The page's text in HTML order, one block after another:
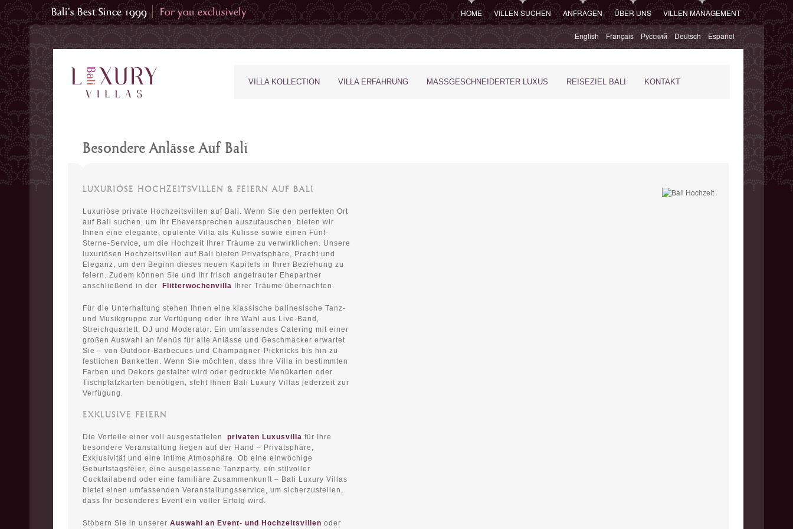
HOME VILLEN SUCHEN ANFRAGEN ÜBER UNS VILLEN MANAGEMENT
English Français Русский Deutsch Español
VILLA KOLLECTION VILLA ERFAHRUNG MASSGESCHNEIDERTER LUXUS REISEZIEL BALI KONTAKT
Besondere Anlässe Auf Bali
LUXURIÖSE HOCHZEITSVILLEN & FEIERN AUF BALI
Luxuriöse private Hochzeitsvillen auf Bali. Wenn Sie den perfekten Ort
auf Bali suchen, um Ihr Eheversprechen auszutauschen, bieten wir
Ihnen eine elegante, opulente Villa als Kulisse sowie einen Fünf-
Sterne-Service, um die Hochzeit Ihrer Träume zu verwirklichen. Unsere
luxuriösen Hochzeitsvillen auf Bali bieten Privatsphäre, Pracht und
Eleganz, um den Beginn dieses neuen Kapitels in Ihrer Beziehung zu
feiern. Zudem können Sie und Ihr frisch angetrauter Ehepartner
anschließend in der
Flitterwochenvilla Ihrer Träume übernachten.
Für die Unterhaltung stehen Ihnen eine klassische balinesische Tanz-
und Musikgruppe zur Verfügung oder Ihre Wahl aus Live-Band,
Streichquartett, DJ und Moderator. Ein umfassendes Catering mit einer
großen Auswahl an Menüs für alle Anlässe und Geschmäcker erwartet
Sie – von Outdoor-Barbecues und Champagner-Picknicks bis hin zu
festlichen Banketten. Wenn Sie möchten, dass Ihre Villa in bestimmten
Farben und Dekors gestaltet wird oder gedruckte Menükarten oder
Tischplatzkarten benötigen, steht Ihnen Bali Luxury Villas jederzeit zur
Verfügung.
EXKLUSIVE FEIERN
Die Vorteile einer voll ausgestatteten privaten Luxusvilla für Ihre
besondere Veranstaltung liegen auf der Hand – Privatsphäre,
Exklusivität und eine intime Atmosphäre. Ob eine einwöchige
Geburtstagsfeier, eine ausgelassene Tanzparty, ein stilvoller
Cocktailabend oder eine familiäre Zusammenkunft – Bali Luxury Villas
bietet einen umfassenden Veranstaltungsservice, um sicherzustellen,
dass Ihr besonderes Event ein voller Erfolg wird.
Stöbern Sie in unserer Auswahl an Event- und Hochzeitsvillen oder